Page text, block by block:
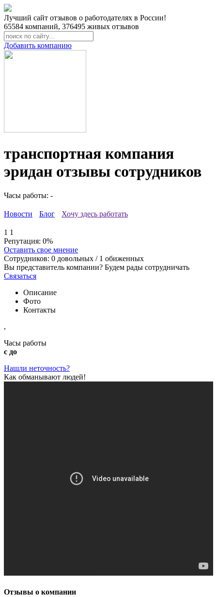
Лучший сайт отзывов о работодателях в России!
65584 компаний, 376495 живых отзывов
Добавить компанию
транспортная компания
эридан отзывы сотрудников
Часы работы: -
Новости Блог Хочу здесь работать
1 1
Репутация: 0%
Оставить свое мнение
Сотрудников: 0 довольных / 1 обиженных
Вы представитель компании? Будем рады сотрудничать
Связаться
Описание
Фото
Контакты
,
Часы работы
с до
Нашли неточность?
Как обманывают людей!
Отзывы о компании